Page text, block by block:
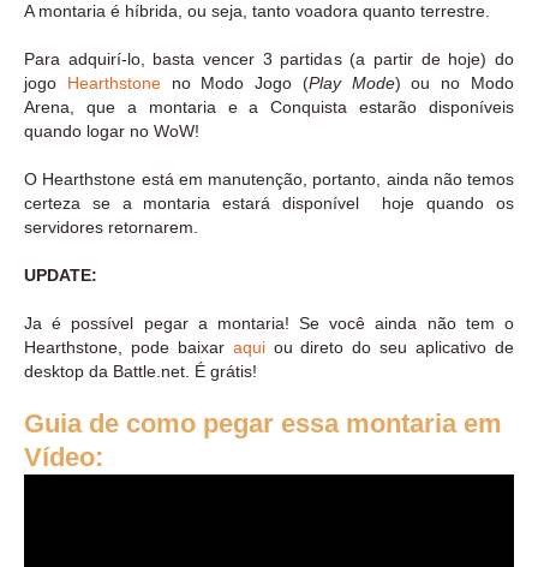
A montaria é híbrida, ou seja, tanto voadora quanto terrestre.
Para adquirí-lo, basta vencer 3 partidas (a partir de hoje) do
jogo Hearthstoneno Modo Jogo (Play Mode) ou no Modo
Arena, que a montaria e a Conquista estarão disponíveis
quando logar no WoW!
O Hearthstone está em manutenção, portanto, ainda não temos
certeza se a montaria estará disponível hoje quando os
servidores retornarem.
UPDATE:
Ja é possível pegar a montaria! Se você ainda não tem o
Hearthstone, pode baixar aquiou direto do seu aplicativo de
desktop da Battle.net. É grátis!
Guia de como pegar essa montaria em
Vídeo: